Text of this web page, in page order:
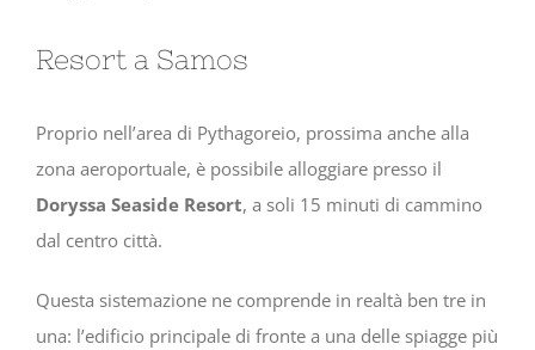
Resort a Samos
Proprio nell’area di Pythagoreio, prossima anche alla
zona aeroportuale, è possibile alloggiare presso il
Doryssa Seaside Resort, a soli 15 minuti di cammino
dal centro città.
Questa sistemazione ne comprende in realtà ben tre in
una: l’edificio principale di fronte a una delle spiagge più